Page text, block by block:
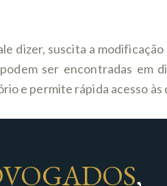
suscita a modificação
ser encontradas em
e permite rápida acesso às
,